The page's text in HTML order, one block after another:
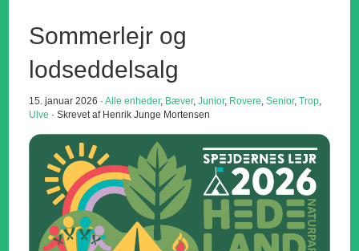
Sommerlejr og
lodseddelsalg
15. januar 2026 ·Alle enheder, Bæver,Junior, Rovere,Senior,Trop,
Ulve · Skrevet af Henrik Junge Mortensen